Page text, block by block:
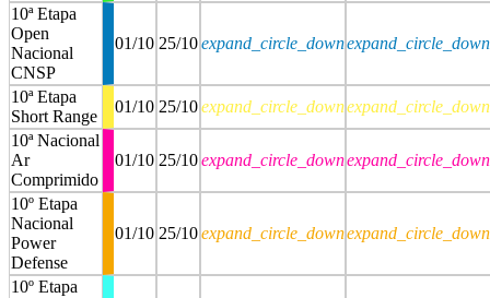
10ª Etapa
Open
Nacional
CNSP
01/10 25/10expand_circle_downexpand_circle_down
10ª Etapa
Short Range
01/10 25/10expand_circle_downexpand_circle_down
10ª Nacional
Ar
Comprimido
01/10 25/10expand_circle_downexpand_circle_down
10º Etapa
Nacional
Power
Defense
01/10 25/10expand_circle_downexpand_circle_down
10º Etapa